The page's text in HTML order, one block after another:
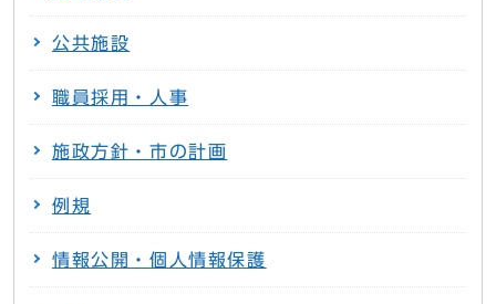
公共施設
職員採用・人事
施政方針・市の計画
例規
情報公開・個人情報保護